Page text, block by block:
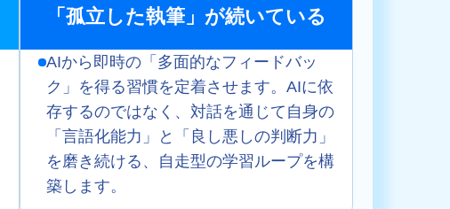
「孤立した執筆」が続いている
AIから即時の「多面的なフィードバッ
ク」を得る習慣を定着させます。AIに依
存するのではなく、対話を通じて自身の
「言語化能力」と「良し悪しの判断力」
を磨き続ける、自走型の学習ループを構
築します。